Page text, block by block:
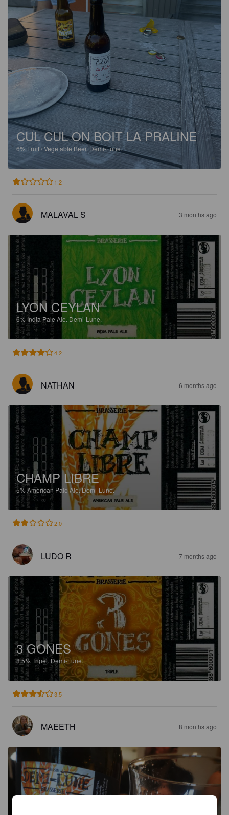
CUL CUL ON BOIT LA PRALINE
6% Fruit / Vegetable Beer.Demi-Lune.
1.2
MALAVAL S 3 months ago
LYON CEYLAN
6%India Pale Ale. Demi-Lune.
4.2
NATHAN 6 months ago
CHAMP LIBRE
5%American Pale Ale.Demi-Lune.
2.0
LUDO R 7 months ago
3 GONES
8.5%Tripel.Demi-Lune.
3.5
MAEETH 8 months ago